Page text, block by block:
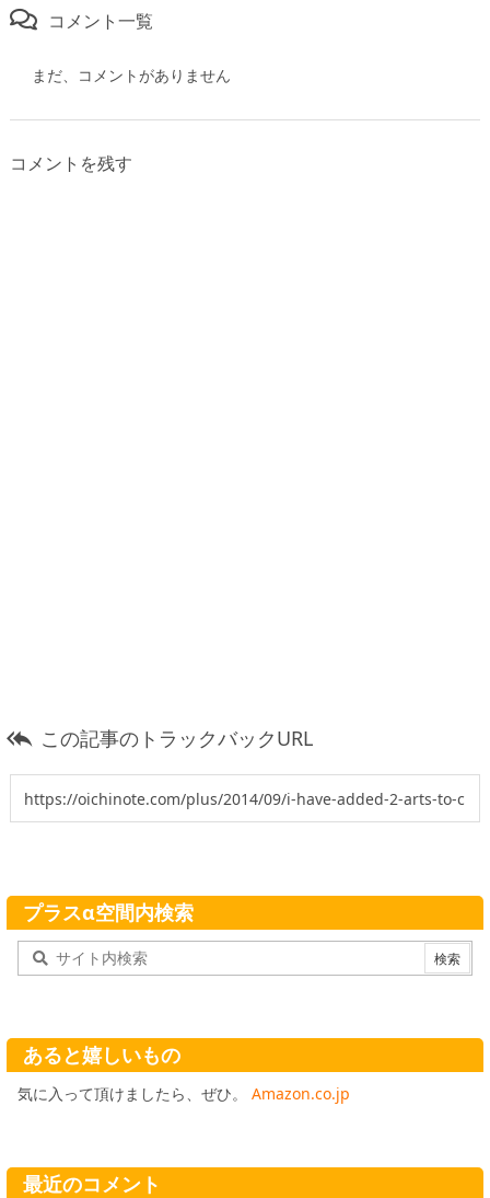
コメント一覧
まだ、コメントがありません
コメントを残す
 この記事のトラックバックURL
プラスα空間内検索
あると嬉しいもの
気に入って頂けましたら、ぜひ。 Amazon.co.jp
最近のコメント